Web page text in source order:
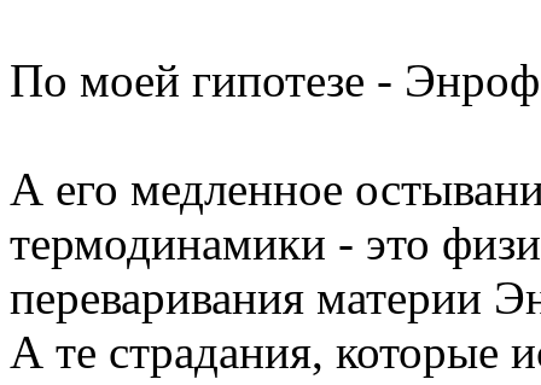
По моей гипотезе -
А его медленное
термодинамики - это
переваривания материи
А те страдания, которые